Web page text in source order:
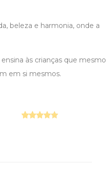
beleza e harmonia, onde a
às crianças que mesmo
em si mesmos.